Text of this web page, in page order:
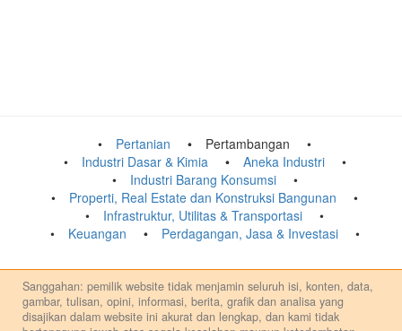
Pertanian
Pertambangan
Industri Dasar & Kimia
Aneka Industri
Industri Barang Konsumsi
Properti, Real Estate dan Konstruksi Bangunan
Infrastruktur, Utilitas & Transportasi
Keuangan
Perdagangan, Jasa & Investasi
Sanggahan: pemilik website tidak menjamin seluruh isi, konten, data,
gambar, tulisan, opini, informasi, berita, grafik dan analisa yang
disajikan dalam website ini akurat dan lengkap, dan kami tidak